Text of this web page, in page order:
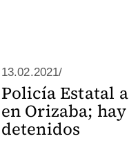
13.02.2021/
Policía Estatal
en Orizaba;
detenidos